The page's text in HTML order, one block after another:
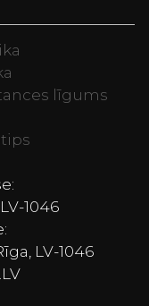
līgums
1046
LV-1046